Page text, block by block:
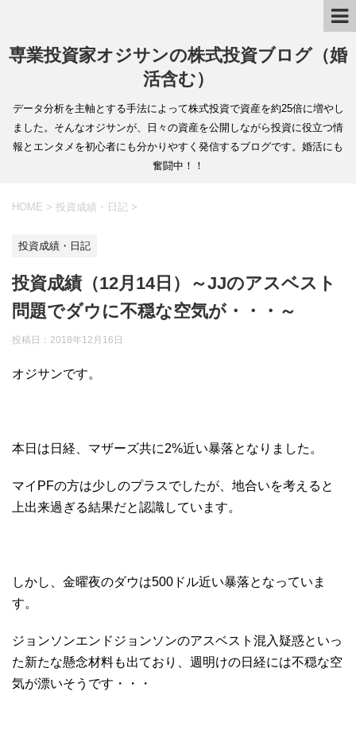
専業投資家オジサンの株式投資ブログ（婚
活含む）
データ分析を主軸とする手法によって株式投資で資産を約25倍に増やし
ました。そんなオジサンが、日々の資産を公開しながら投資に役立つ情
報とエンタメを初心者にも分かりやすく発信するブログです。婚活にも
奮闘中！！
HOME > 投資成績・日記 >
投資成績・日記
投資成績（12月14日）～JJのアスベスト
問題でダウに不穏な空気が・・・～
投稿日： 2018年12月16日
オジサンです。
本日は日経、マザーズ共に2%近い暴落となりました。
マイPFの方は少しのプラスでしたが、地合いを考えると
上出来過ぎる結果だと認識しています。
しかし、金曜夜のダウは500ドル近い暴落となっていま
す。
ジョンソンエンドジョンソンのアスベスト混入疑惑といっ
た新たな懸念材料も出ており、週明けの日経には不穏な空
気が漂いそうです・・・